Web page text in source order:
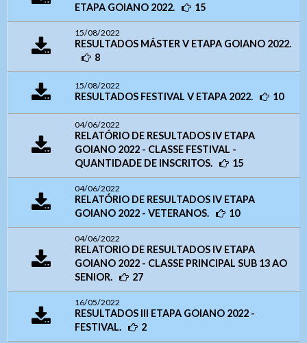
ETAPA GOIANO 2022.
15
15/08/2022
RESULTADOS MÁSTER V ETAPA GOIANO 2022.
8
15/08/2022
RESULTADOS FESTIVAL V ETAPA 2022. 10
04/06/2022
RELATÓRIO DE RESULTADOS IV ETAPA
GOIANO 2022 - CLASSE FESTIVAL -
QUANTIDADE DE INSCRITOS.
15
04/06/2022
RELATÓRIO DE RESULTADOS IV ETAPA
GOIANO 2022 - VETERANOS.
10
04/06/2022
RELATORIO DE RESULTADOS IV ETAPA
GOIANO 2022 - CLASSE PRINCIPAL SUB 13 AO
SENIOR.
27
16/05/2022
RESULTADOS III ETAPA GOIANO 2022 -
FESTIVAL.
2
Enviar